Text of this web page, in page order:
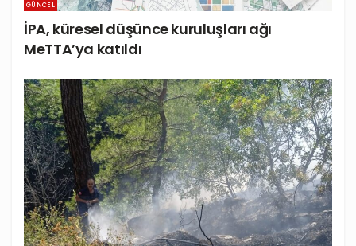
GÜNCEL
İPA, küresel düşünce kuruluşları ağı
MeTTA’ya katıldı